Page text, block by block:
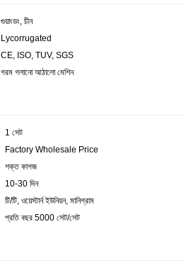
গুয়াংডং, চীন
Lycorrugated
CE, ISO, TUV, SGS
গরম গলানো আঠালো মেশিন
1 সেট
Factory Wholesale Price
শক্ত কাগজ
10-30 দিন
টি/টি, ওয়েস্টার্ন ইউনিয়ন, মানিগ্রাম
প্রতি বছর 5000 সেট/সেট